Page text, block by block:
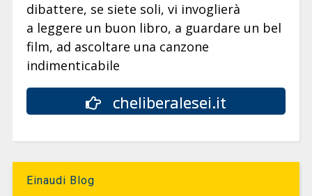
dibattere, se siete soli, vi invoglierà
a leggere un buon libro, a guardare un bel
film, ad ascoltare una canzone
indimenticabile
cheliberalesei.it
Einaudi Blog